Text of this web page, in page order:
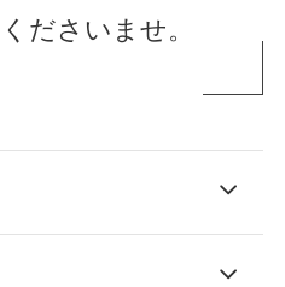
ださいませ。